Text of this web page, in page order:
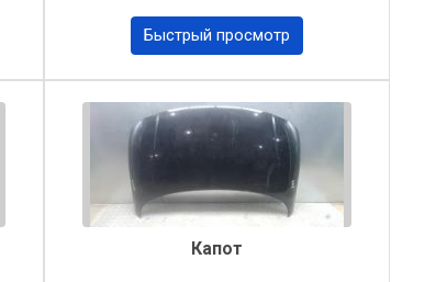
Быстрый просмотр
Капот